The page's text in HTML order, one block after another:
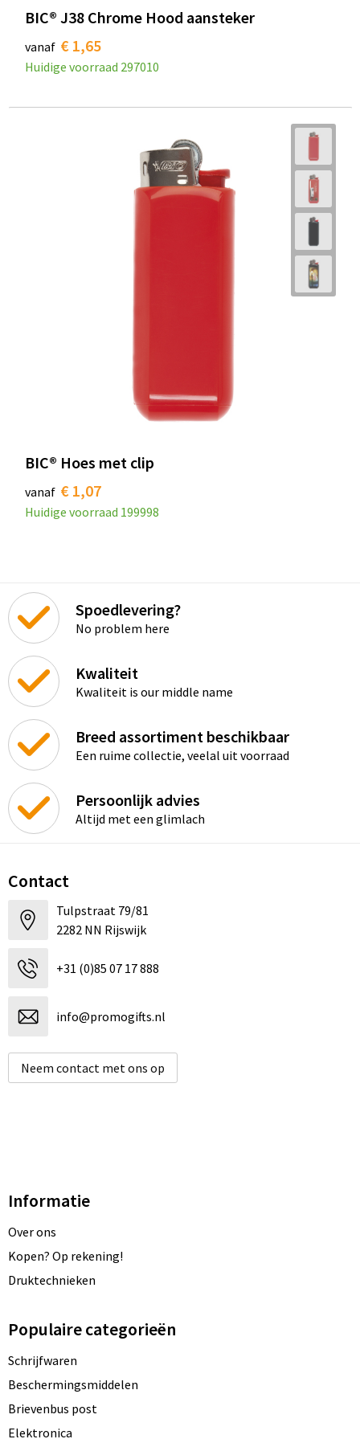
BIC® J38 Chrome Hood aansteker
vanaf € 1,65
Huidige voorraad 297010
BIC® Hoes met clip
vanaf € 1,07
Huidige voorraad 199998
Spoedlevering?
No problem here
Kwaliteit
Kwaliteit is our middle name
Breed assortiment beschikbaar
Een ruime collectie, veelal uit voorraad
Persoonlijk advies
Altijd met een glimlach
Contact
Tulpstraat 79/81
2282 NN Rijswijk
+31 (0)85 07 17 888
info@promogifts.nl
Neem contact met ons op
Informatie
Over ons
Kopen? Op rekening!
Druktechnieken
Populaire categorieën
Schrijfwaren
Beschermingsmiddelen
Brievenbus post
Elektronica